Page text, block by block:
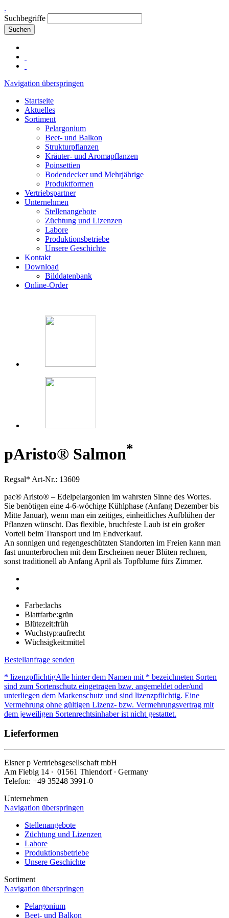
.
Suchbegriffe
Suchen
Navigation überspringen
Startseite
Aktuelles
Sortiment
Pelargonium
Beet- und Balkon
Strukturpflanzen
Kräuter- und Aromapflanzen
Poinsettien
Bodendecker und Mehrjährige
Produktformen
Vertriebspartner
Unternehmen
Stellenangebote
Züchtung und Lizenzen
Labore
Produktionsbetriebe
Unsere Geschichte
Kontakt
Download
Bilddatenbank
Online-Order
pAristo® Salmon*
Regsal* Art-Nr.: 13609
pac® Aristo® – Edelpelargonien im wahrsten Sinne des Wortes.
Sie benötigen eine 4-6-wöchige Kühlphase (Anfang Dezember bis
Mitte Januar), wenn man ein zeitiges, einheitliches Aufblühen der
Pflanzen wünscht. Das flexible, bruchfeste Laub ist ein großer
Vorteil beim Transport und im Endverkauf.
An sonnigen und regengeschützten Standorten im Freien kann man
fast ununterbrochen mit dem Erscheinen neuer Blüten rechnen,
sonst traditionell ab Anfang April als Topfblume fürs Zimmer.
Farbe:lachs
Blattfarbe:grün
Blütezeit:früh
Wuchstyp:aufrecht
Wüchsigkeit:mittel
Bestellanfrage senden
* lizenzpflichtigAlle hinter dem Namen mit * bezeichneten Sorten
sind zum Sortenschutz eingetragen bzw. angemeldet oder/und
unterliegen dem Markenschutz und sind lizenzpflichtig. Eine
Vermehrung ohne gültigen Lizenz- bzw. Vermehrungsvertrag mit
dem jeweiligen Sortenrechtsinhaber ist nicht gestattet.
Lieferformen
Elsnerp Vertriebsgesellschaft mbH
Am Fiebig 14 ∙ 01561 Thiendorf ∙ Germany
Telefon: +49 35248 3991-0
Unternehmen
Navigation überspringen
Stellenangebote
Züchtung und Lizenzen
Labore
Produktionsbetriebe
Unsere Geschichte
Sortiment
Navigation überspringen
Pelargonium
Beet- und Balkon